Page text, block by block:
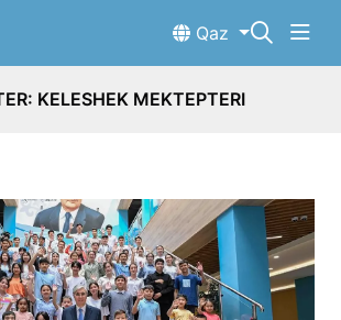
Qaz
KELESHEK MEKTEPTERI